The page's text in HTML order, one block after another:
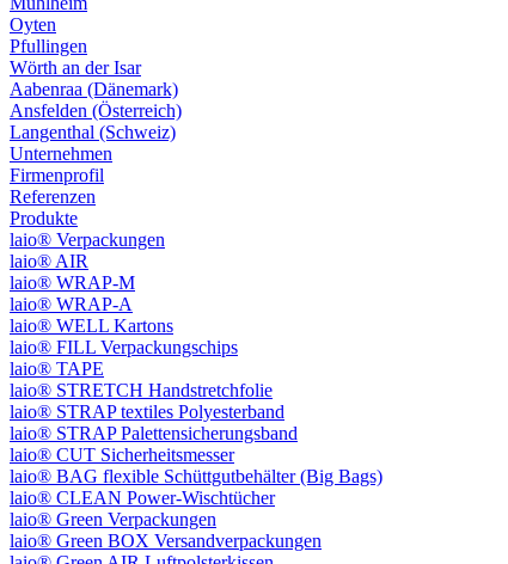
Oyten
Pfullingen
Wörth an der Isar
Aabenraa (Dänemark)
Ansfelden (Österreich)
Langenthal (Schweiz)
Unternehmen
Firmenprofil
Referenzen
Produkte
laio® Verpackungen
laio® AIR
laio® WRAP-M
laio® WRAP-A
laio® WELL Kartons
laio® FILL Verpackungschips
laio® TAPE
laio® STRETCH Handstretchfolie
laio® STRAP textiles Polyesterband
laio® STRAP Palettensicherungsband
laio® CUT Sicherheitsmesser
laio® BAG flexible Schüttgutbehälter (Big Bags)
laio® CLEAN Power-Wischtücher
laio® Green Verpackungen
laio® Green BOX Versandverpackungen